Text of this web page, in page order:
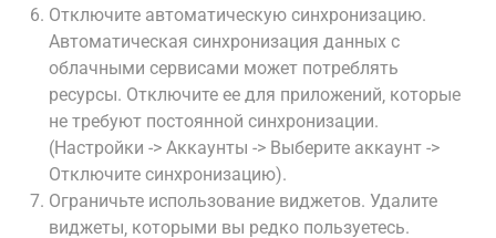
Отключите автоматическую синхронизацию.
Автоматическая синхронизация данных с
облачными сервисами может потреблять
ресурсы. Отключите ее для приложений‚ которые
не требуют постоянной синхронизации.
(Настройки -> Аккаунты -> Выберите аккаунт ->
Отключите синхронизацию).
Ограничьте использование виджетов. Удалите
виджеты‚ которыми вы редко пользуетесь.